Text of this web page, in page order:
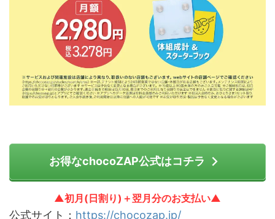
お得なchocoZAP公式はコチラ
▲初月(日割り)＋翌月分のお支払い▲
公式サイト： https://chocozap.jp/